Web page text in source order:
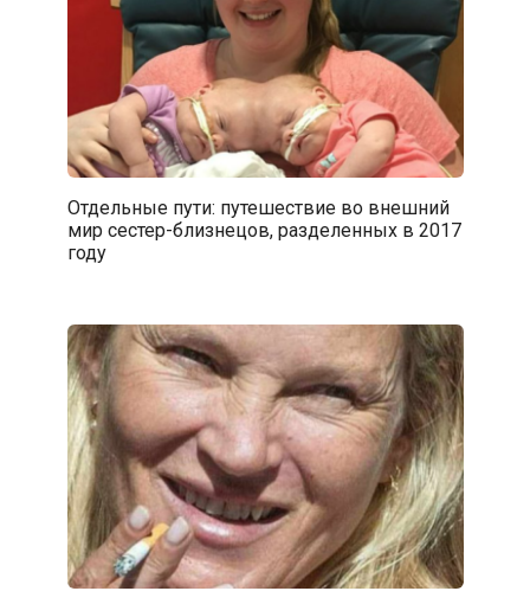
Отдельные пути: путешествие во внешний
мир сестер-близнецов, разделенных в 2017
году